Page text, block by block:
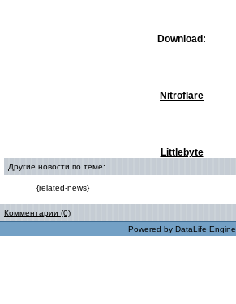
Download:
Nitroflare
Littlebyte
Другие новости по теме:
{related-news}
Комментарии (0)
Powered by DataLife Engine